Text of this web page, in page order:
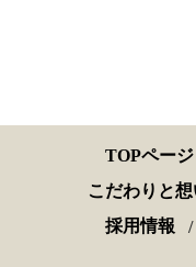
TOPページ
こだわりと
採用情報